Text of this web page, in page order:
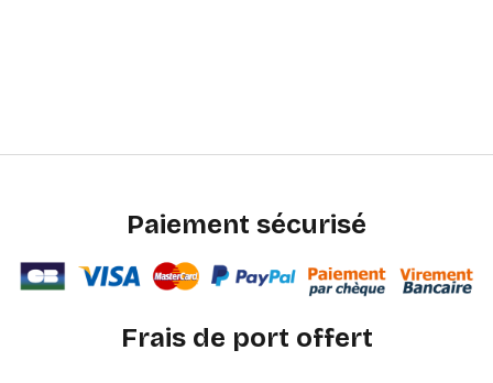
Paiement sécurisé
Frais de port offert